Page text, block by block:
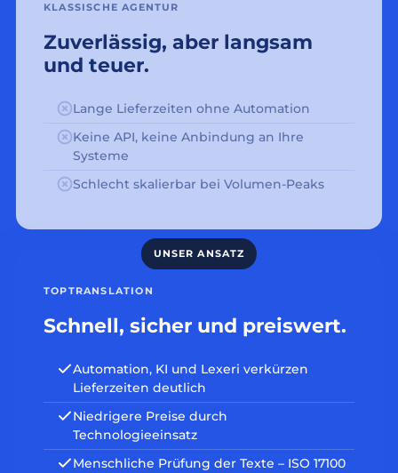
KLASSISCHE AGENTUR
Zuverlässig, aber langsam
und teuer.
Lange Lieferzeiten ohne Automation
Keine API, keine Anbindung an Ihre
Systeme
Schlecht skalierbar bei Volumen-Peaks
TOPTRANSLATION
Schnell, sicher und preiswert.
Automation, KI und Lexeri verkürzen
Lieferzeiten deutlich
Niedrigere Preise durch
Technologieeinsatz
Menschliche Prüfung der Texte – ISO 17100